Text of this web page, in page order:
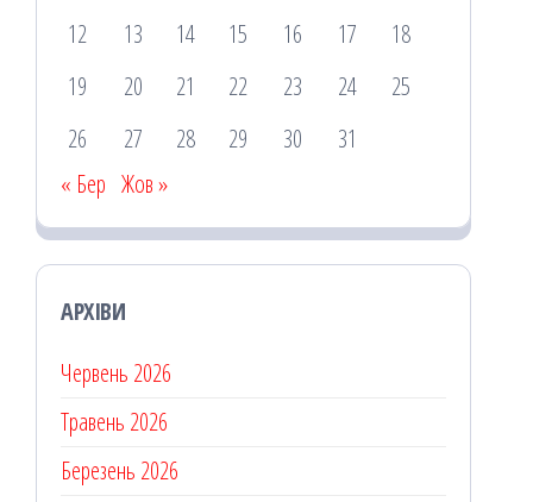
12
13 14 15 16 17
18
19
20 21 22 23 24
25
26
27 28 29 30
31
« Бер Жов »
АРХІВИ
Червень 2026
Травень 2026
Березень 2026